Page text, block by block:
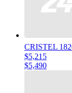
CRISTEL
$5,215
$5,490